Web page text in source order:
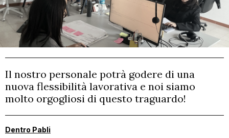
MATERIALI GRATUITI
Il nostro personale potrà godere di una
nuova flessibilità lavorativa e noi siamo
molto orgogliosi di questo traguardo!
Dentro Pabli